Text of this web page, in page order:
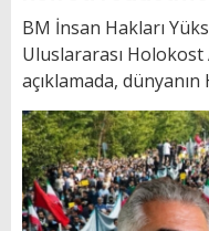
BM İnsan Hakları
Uluslararası Holokost
açıklamada,